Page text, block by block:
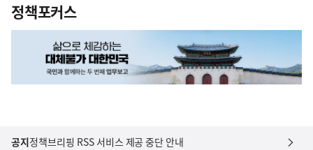
정책포커스
공지정책브리핑 RSS 서비스 제공 중단 안내